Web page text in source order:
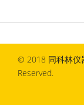
© 2018 同科林仪
Reserved.